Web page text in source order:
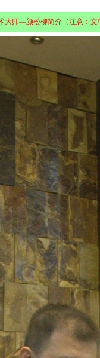
大师—颜松柳简介（注意：文